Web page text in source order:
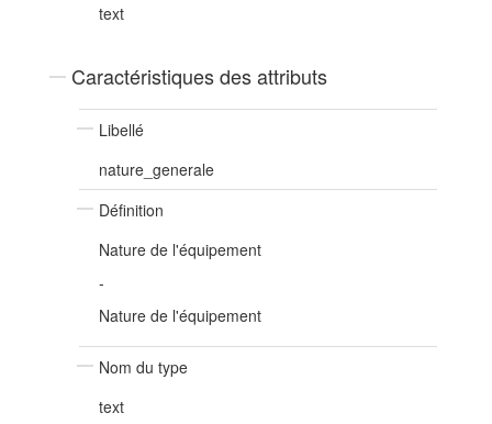
text
Caractéristiques des attributs
Libellé
nature_generale
Définition
Nature de l'équipement
-
Nature de l'équipement
Nom du type
text